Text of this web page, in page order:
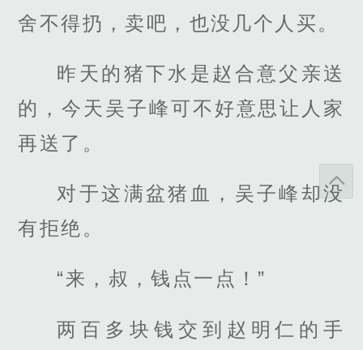
舍不得扔，卖吧，也没几个人买。
昨天的猪下水是赵合意父亲送
的，今天吴子峰可不好意思让人家
再送了。
对于这满盆猪血，吴子峰却没
有拒绝。
“来，叔，钱点一点！”
两百多块钱交到赵明仁的手